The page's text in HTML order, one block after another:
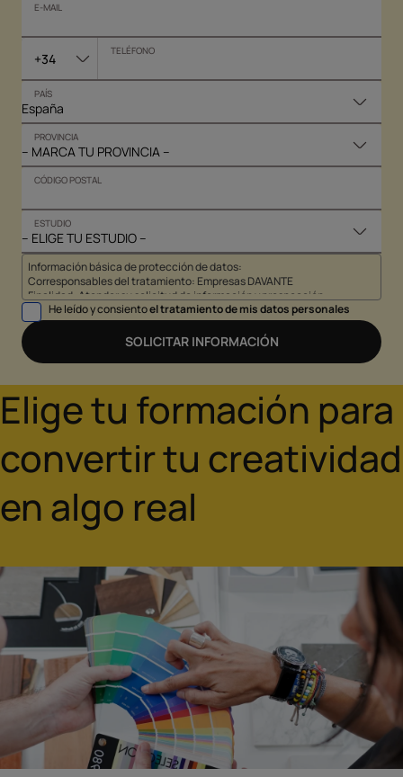
E-MAIL
+34 TELÉFONO
PAÍS
PROVINCIA
CÓDIGO POSTAL
ESTUDIO
Información básica de protección de datos:
Corresponsables del tratamiento: Empresas DAVANTE
Finalidad: Atender su solicitud de información y prospección
comercial
Derechos: Puede acceder, rectificar y suprimir sus datos, así como
otros derechos tal y como se explica en nuestrapolítica de
He leído y consientoel tratamiento de mis datos personales
SOLICITAR INFORMACIÓN
Elige tu formación para
convertir tu creatividad
en algo real